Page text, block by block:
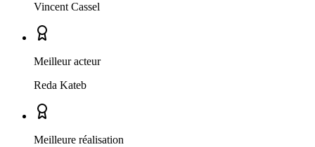
Vincent Cassel
Meilleur acteur
Reda Kateb
Meilleure réalisation